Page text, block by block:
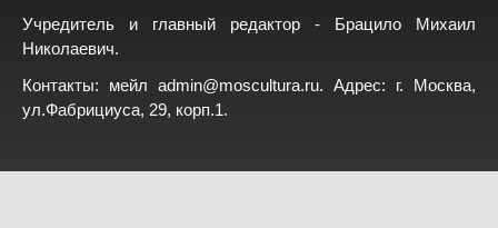
Учредитель и главный редактор - Брацило Михаил
Николаевич.
Контакты: мейл admin@moscultura.ru. Адрес: г. Москва,
ул.Фабрициуса, 29, корп.1.